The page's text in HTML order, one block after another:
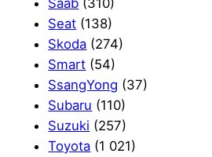
Seat (138)
Skoda (274)
Smart (54)
SsangYong (37)
Subaru (110)
Suzuki (257)
Toyota (1 021)